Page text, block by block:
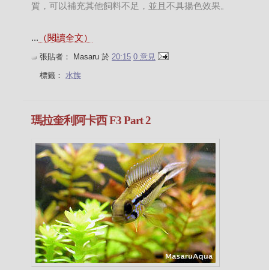
質，可以補充其他飼料不足，並且不具揚色效果。
... （閱讀全文）
張貼者： Masaru 於 20:15 0 意見
標籤： 水族
瑪拉奎利阿卡西 F3 Part 2